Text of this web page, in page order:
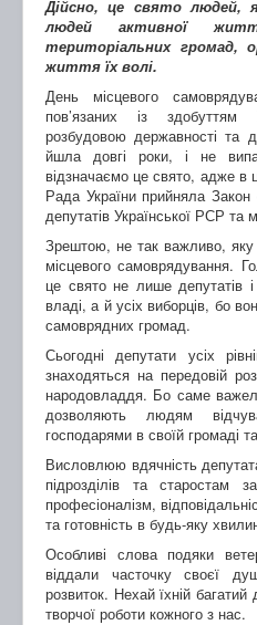
Дійсно, це свято людей,
людей активної
територіальних громад,
життя їх волі.
День місцевого
пов’язаних із здобуттям
розбудовою державності та
йшла довгі роки, і не
відзначаємо це свято, адже в
Рада України прийняла
депутатів Української РСР та
Зрештою, не так важливо, яку
місцевого самоврядування.
це свято не лише депутатів
владі, а й усіх виборців, бо
самоврядних громад.
Сьогодні депутати усіх
знаходяться на передовій
народовладдя. Бо саме
дозволяють людям
господарями в своїй громаді
Висловлюю вдячність
підрозділів та старостам
професіоналізм,
та готовність в будь-яку
Особливі слова подяки
віддали часточку своєї
розвиток. Нехай їхній
творчої роботи кожного з нас.